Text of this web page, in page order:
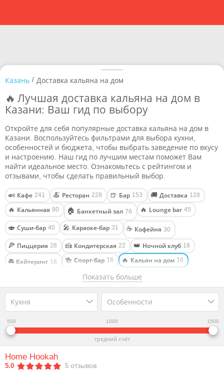
Казань / Доставка кальяна на дом
🔥 Лучшая доставка кальяна на дом в
Казани: Ваш гид по выбору
Откройте для себя популярные доставка кальяна на дом в
Казани. Воспользуйтесь фильтрами для выбора кухни,
особенностей и бюджета, чтобы выбрать заведение по вкусу
и настроению. Наш гид по лучшим местам поможет Вам
найти идеальное место. Ознакомьтесь с рейтингом и
отзывами, чтобы сделать правильный выбор.
🍛 Кафе 241 🍝 Ресторан 228 🍺 Бар 153 🚚 Доставка 128
🔥 Кальянная 80 🏠 Банкетный зал 76 🔥 Lounge bar 45
🍣 Суши-бар 40 🎤 Караоке-бар 31 ☕ Кофейня 30
🍕 Пиццерия 28 🍰 Кондитерская 22 👑 Ночной клуб 18
🚘 Кейтеринг 16 🍻 Спорт-бар 16 🔥 Кальян на дом 16
Фастфуд 11 🥣 Столовая
🎤 Караоке-клуб 10 🍺 Паб 🍔 Бургерная 7 🔥 Lounge cafe 7
🍲 Лапшичная Частный клуб 🎱 Бильярдный клуб
🎨 🥧 2
🥡
Показать больше
Кухня Особенности
500 1000 1500
средний счёт
Home Hookah
5.0 5 отзывов